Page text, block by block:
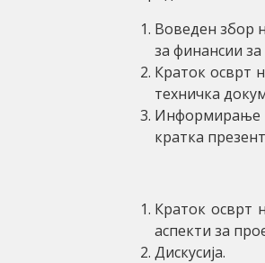
Воведен збор
за финансии
Краток осврт
техничка
Информирање
кратка
Краток осврт
аспекти за
Дискусија.